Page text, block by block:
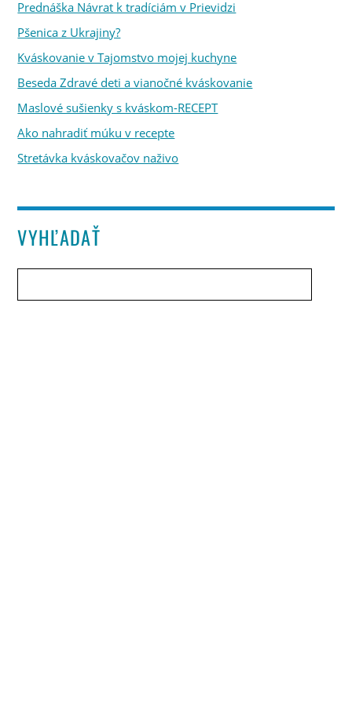
Prednáška Návrat k tradíciám v Prievidzi
Pšenica z Ukrajiny?
Kváskovanie v Tajomstvo mojej kuchyne
Beseda Zdravé deti a vianočné kváskovanie
Maslové sušienky s kváskom-RECEPT
Ako nahradiť múku v recepte
Stretávka kváskovačov naživo
VYHĽADAŤ